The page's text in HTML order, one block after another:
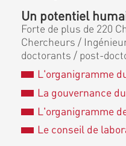
Un potentiel
Forte de plus de 220
Chercheurs /
doctorants / post-
L'organigramme
La gouvernance
L'organigramme
Le conseil de